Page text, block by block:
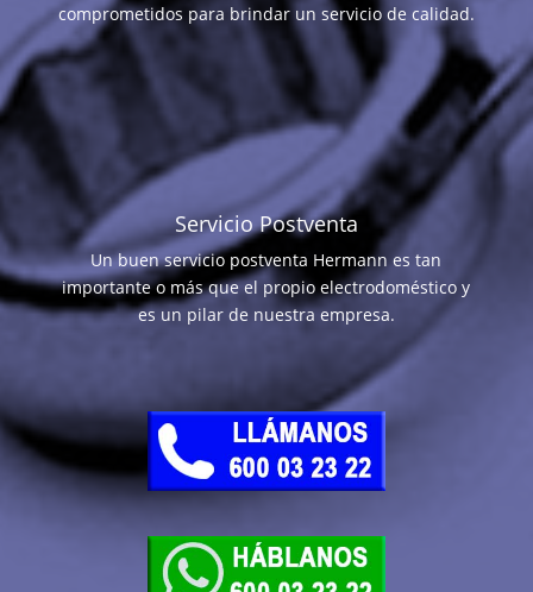
comprometidos para brindar un servicio de calidad.
Servicio Postventa
Un buen servicio postventa Hermann es tan
importante o más que el propio electrodoméstico y
es un pilar de nuestra empresa.